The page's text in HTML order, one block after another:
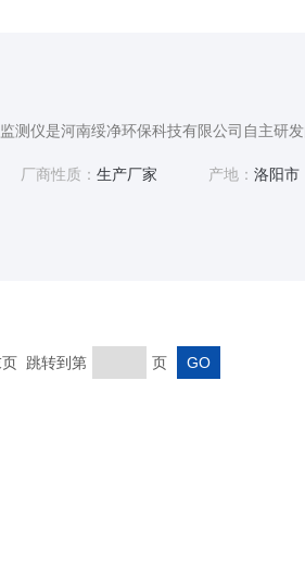
厂商性质： 生产厂家 产地：洛阳市
跳转到第 页